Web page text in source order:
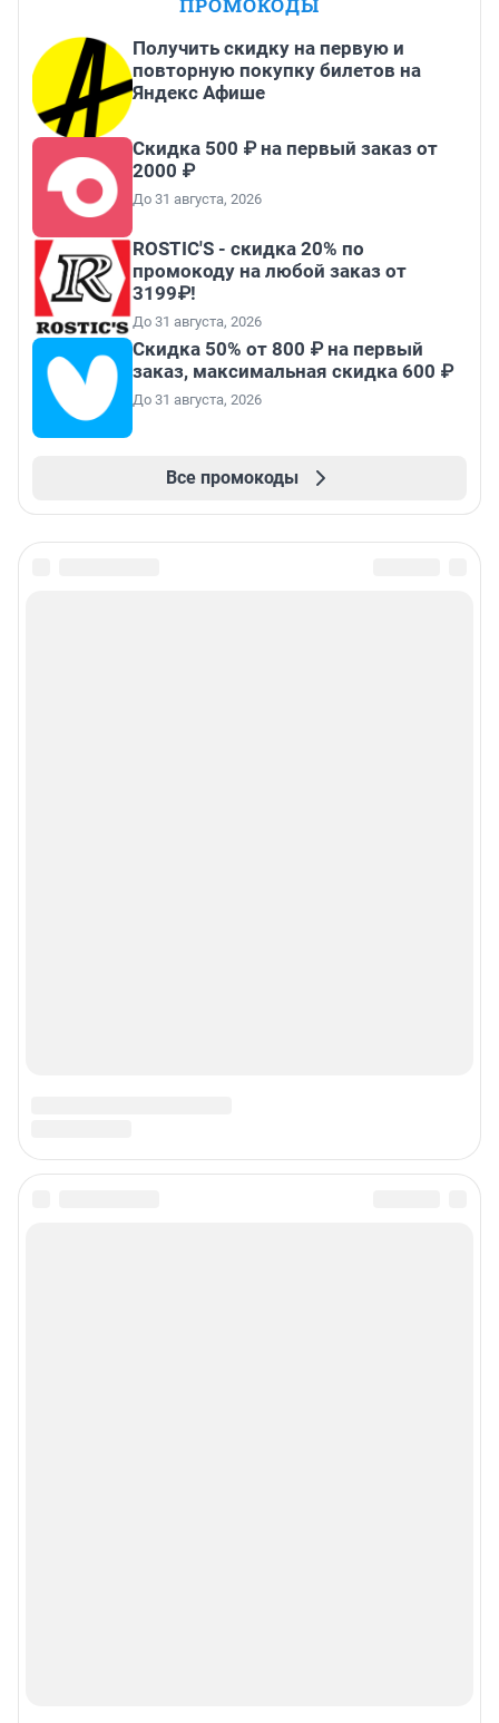
Получить скидку на первую и
повторную покупку билетов на
Яндекс Афише
Скидка 500 ₽ на первый заказ от
2000 ₽
До 31 августа, 2026
ROSTIC'S - скидка 20% по
промокоду на любой заказ от
3199₽!
До 31 августа, 2026
Скидка 50% от 800 ₽ на первый
заказ, максимальная скидка 600 ₽
До 31 августа, 2026
Все промокоды